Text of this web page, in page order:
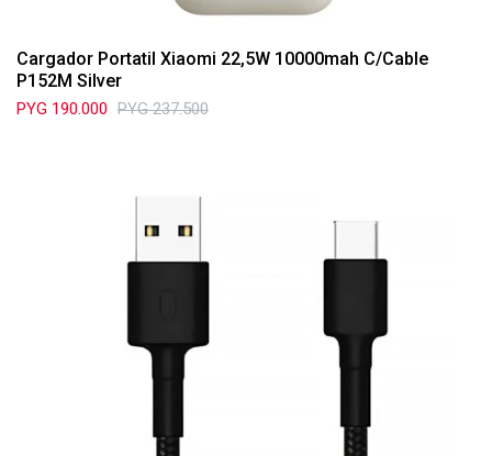
Cargador Portatil Xiaomi 22,5W 10000mah C/Cable
P152M Silver
PYG 190.000 PYG 237.500